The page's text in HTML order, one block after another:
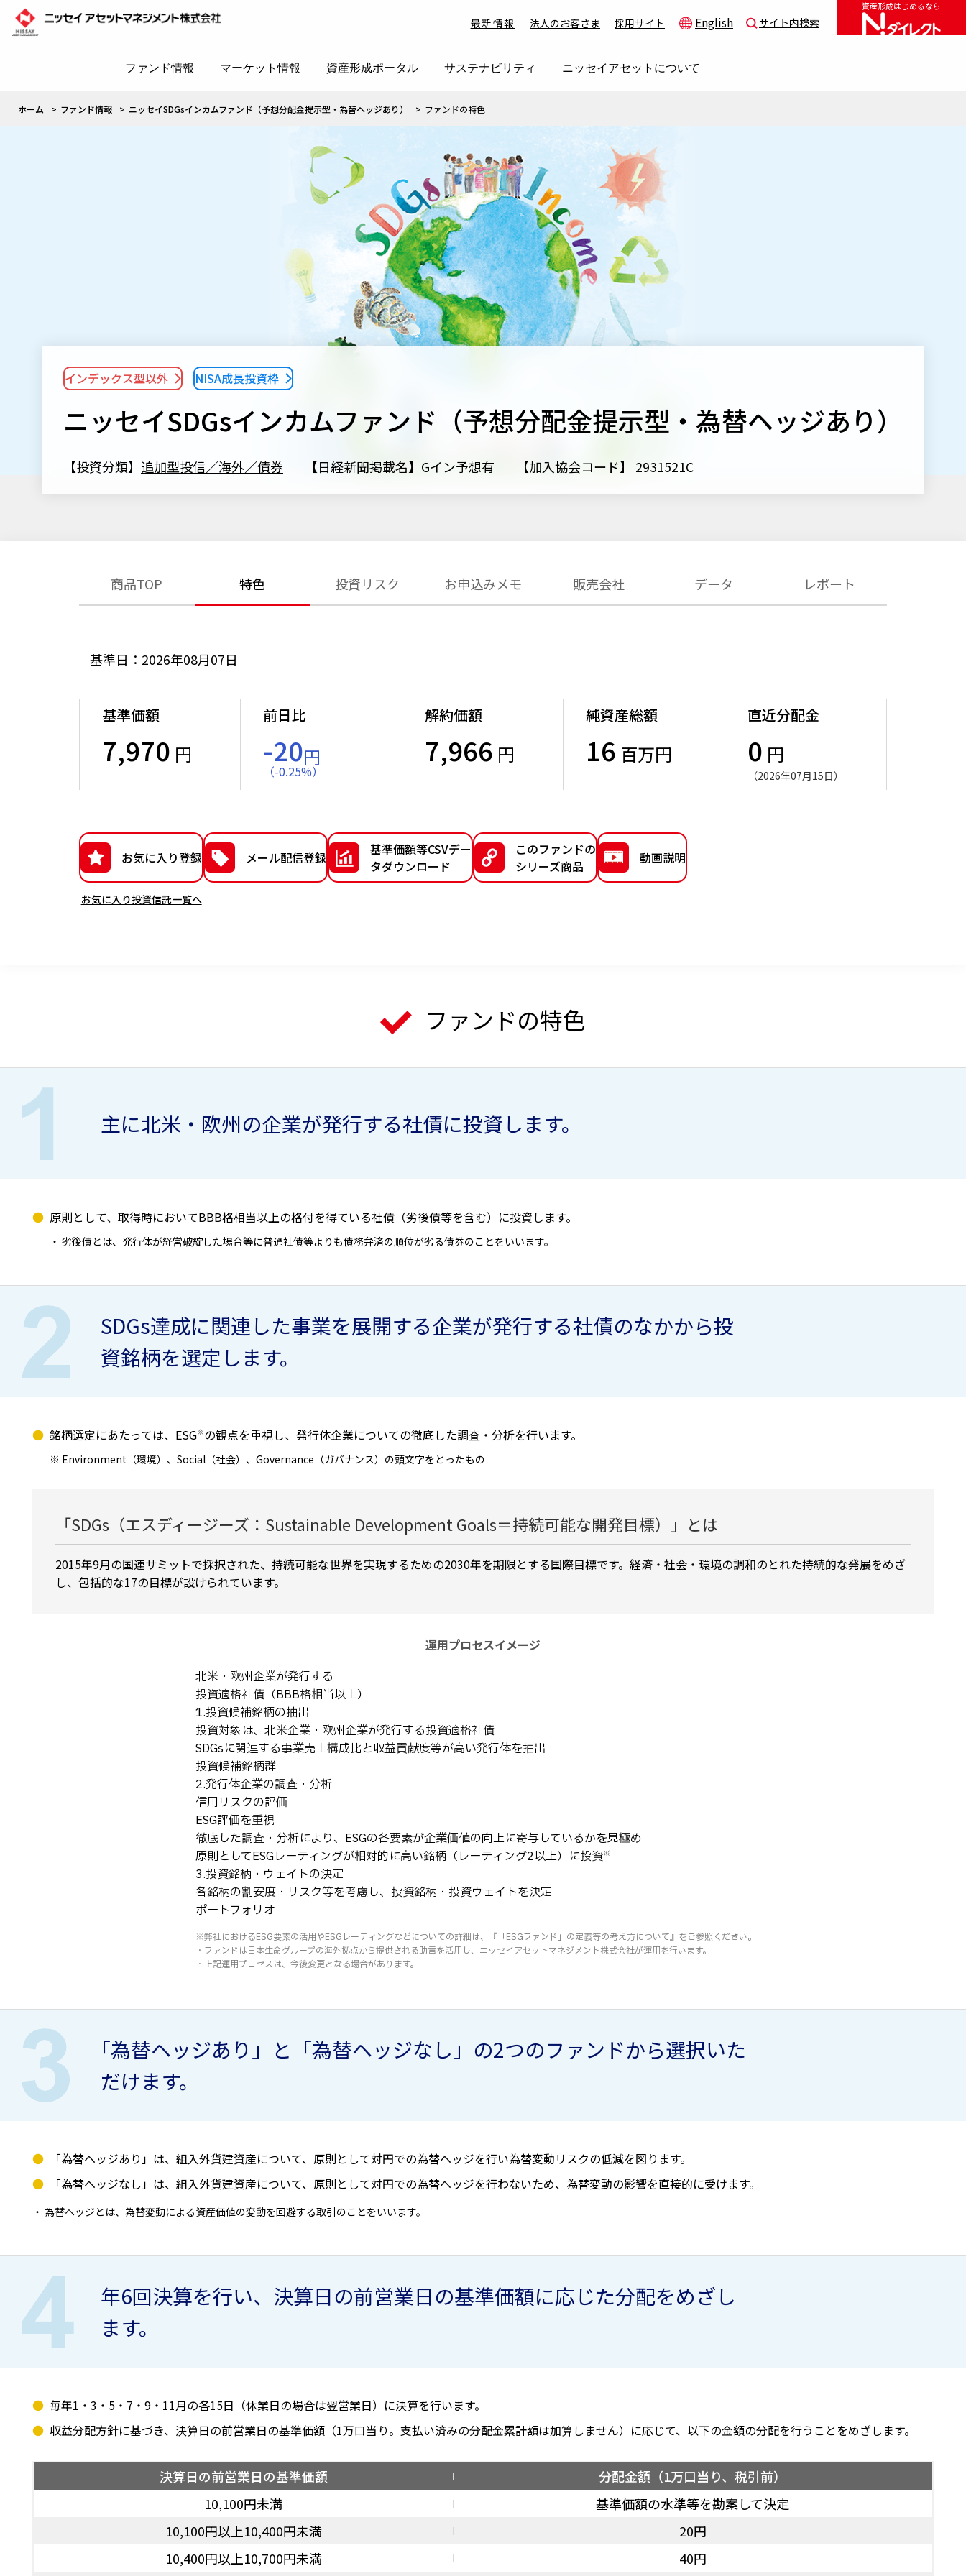
最新情報 法人のお客さま 採用サイト English サイト内検索
ファンド情報 マーケット情報 資産形成ポータル サステナビリティ ニッセイアセットについて
資産形成はじめるなら
ホーム ファンド情報 ニッセイSDGsインカムファンド（予想分配金提示型・為替ヘッジあり） ファンドの特色
ニッセイSDGsインカムファンド（予想分配金提示型・為替ヘッジあり）
インデックス型以外 NISA成長投資枠
【投資分類】 追加型投信／海外／債券 【日経新聞掲載名】Gイン予想有 【加入協会コード】 2931521C
商品TOP 特色 投資リスク お申込みメモ 販売会社 データ レポート
基準日：2026年08月07日
基準価額
7,970 円
前日比
-20円
（-0.25%）
解約価額
7,966 円
純資産総額
16 百万円
直近分配金
0 円
（2026年07月15日）
お気に入り登録
お気に入り投資信託一覧へ
メール配信登録
基準価額等CSVデー
タダウンロード
このファンドの
シリーズ商品
動画説明
ファンドの特色
主に北米・欧州の企業が発行する社債に投資します。
原則として、取得時においてBBB格相当以上の格付を得ている社債（劣後債等を含む）に投資します。
劣後債とは、発行体が経営破綻した場合等に普通社債等よりも債務弁済の順位が劣る債券のことをいいます。
SDGs達成に関連した事業を展開する企業が発行する社債のなかから投
資銘柄を選定します。
銘柄選定にあたっては、ESG※の観点を重視し、発行体企業についての徹底した調査・分析を行います。
Environment（環境）、Social（社会）、Governance（ガバナンス）の頭文字をとったもの
「SDGs（エスディージーズ：Sustainable Development Goals＝持続可能な開発目標）」とは
2015年9月の国連サミットで採択された、持続可能な世界を実現するための2030年を期限とする国際目標です。経済・社会・環境の調和のとれた持続的な発展をめざ
し、包括的な17の目標が設けられています。
運用プロセスイメージ
北米・欧州企業が発行する
投資適格社債（BBB格相当以上）
1.投資候補銘柄の抽出
投資対象は、北米企業・欧州企業が発行する投資適格社債
SDGsに関連する事業売上構成比と収益貢献度等が高い発行体を抽出
投資候補銘柄群
2.発行体企業の調査・分析
信用リスクの評価
ESG評価を重視
徹底した調査・分析により、ESGの各要素が企業価値の向上に寄与しているかを見極め
原則としてESGレーティングが相対的に高い銘柄（レーティング2以上）に投資※
3.投資銘柄・ウェイトの決定
各銘柄の割安度・リスク等を考慮し、投資銘柄・投資ウェイトを決定
ポートフォリオ
※弊社におけるESG要素の活用やESGレーティングなどについての詳細は、 『「ESGファンド」の定義等の考え方について』 をご参照ください。
・ファンドは日本生命グループの海外拠点から提供される助言を活用し、ニッセイアセットマネジメント株式会社が運用を行います。
・上記運用プロセスは、今後変更となる場合があります。
｢為替ヘッジあり」と「為替ヘッジなし」の2つのファンドから選択いた
だけます。
「為替ヘッジあり」は、組入外貨建資産について、原則として対円での為替ヘッジを行い為替変動リスクの低減を図ります。
「為替ヘッジなし」は、組入外貨建資産について、原則として対円での為替ヘッジを行わないため、為替変動の影響を直接的に受けます。
為替ヘッジとは、為替変動による資産価値の変動を回避する取引のことをいいます。
年6回決算を行い、決算日の前営業日の基準価額に応じた分配をめざし
ます。
毎年1・3・5・7・9・11月の各15日（休業日の場合は翌営業日）に決算を行います。
収益分配方針に基づき、決算日の前営業日の基準価額（1万口当り。支払い済みの分配金累計額は加算しません）に応じて、以下の金額の分配を行うことをめざします。
決算日の前営業日の基準価額
分配金額（1万口当り、税引前）
10,100円未満
基準価額の水準等を勘案して決定
10,100円以上10,400円未満
20円
10,400円以上10,700円未満
40円